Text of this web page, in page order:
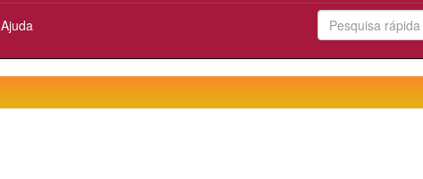
Ajuda